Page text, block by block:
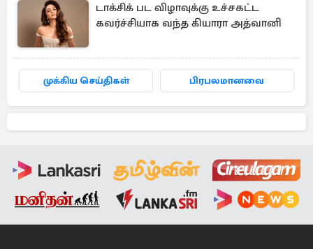
டாக்சிக் பட விழாவுக்கு உச்சகட்ட
கவர்ச்சியாக வந்த கியாரா அத்வானி
முக்கிய செய்திகள் பிரபலமானவை